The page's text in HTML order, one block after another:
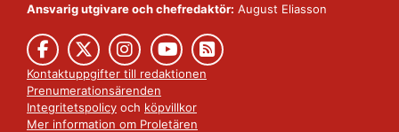
Ansvarig utgivare och chefredaktör: August Eliasson
Kontaktuppgifter till redaktionen
Prenumerationsärenden
Integritetspolicy och köpvillkor
Mer information om Proletären